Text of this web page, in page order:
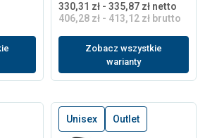
330,31 zł - 335,87 zł netto
406,28 zł - 413,12 zł brutto
Zobacz wszystkie
warianty
Unisex Outlet